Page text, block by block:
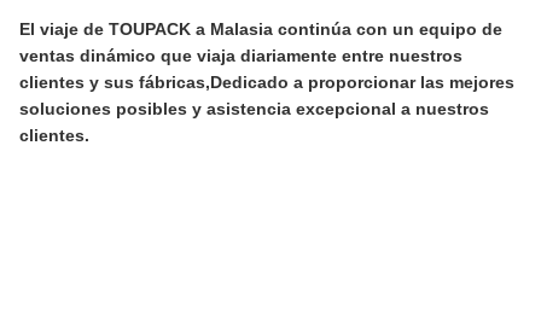
El viaje de TOUPACK a Malasia continúa con un equipo de
ventas dinámico que viaja diariamente entre nuestros
clientes y sus fábricas,Dedicado a proporcionar las mejores
soluciones posibles y asistencia excepcional a nuestros
clientes.